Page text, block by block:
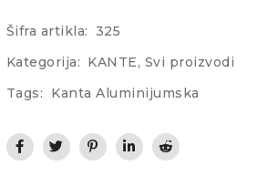
Šifra artikla: 325
Kategorija: KANTE, Svi proizvodi
Tags:
Kanta Aluminijumska